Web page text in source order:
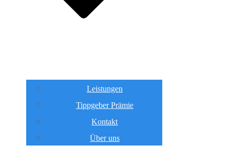
Leistungen
Tippgeber Prämie
Kontakt
Über uns